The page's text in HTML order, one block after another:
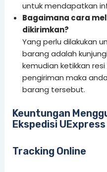
untuk mendapatkan
Bagaimana cara
dikirimkan?
Yang perlu dilakukan
barang adalah
kemudian ketikkan
pengiriman maka
barang tersebut.
Keuntungan
Ekspedisi UExpress
Tracking Online